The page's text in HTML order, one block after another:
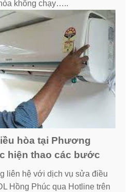
không chạy…..
hòa tại Phương
hiện thao các bước
liên hệ với dịch vụ sửa điều
Hồng Phúc qua Hotline trên